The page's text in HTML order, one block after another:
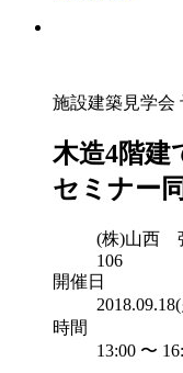
施設建築見学会
木造4階建
セミナー
(株)山西
106
開催日
時間
13:00 〜